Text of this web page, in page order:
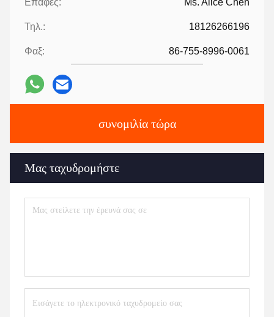
Τηλ.: 18126266196
Φαξ: 86-755-8996-0061
συνομιλία τώρα
Μας ταχυδρομήστε